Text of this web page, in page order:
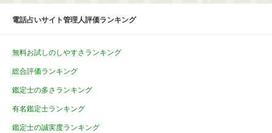
電話占いサイト管理人評価ランキング
無料お試しのしやすさランキング
総合評価ランキング
鑑定士の多さランキング
有名鑑定士ランキング
鑑定士の誠実度ランキング